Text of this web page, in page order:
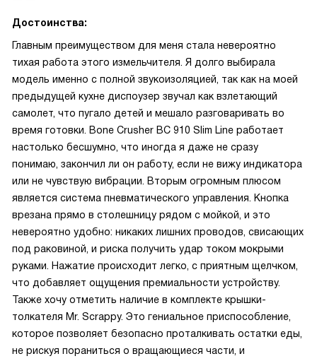
Достоинства:
Главным преимуществом для меня стала невероятно
тихая работа этого измельчителя. Я долго выбирала
модель именно с полной звукоизоляцией, так как на моей
предыдущей кухне диспоузер звучал как взлетающий
самолет, что пугало детей и мешало разговаривать во
время готовки. Bone Crusher BC 910 Slim Line работает
настолько бесшумно, что иногда я даже не сразу
понимаю, закончил ли он работу, если не вижу индикатора
или не чувствую вибрации. Вторым огромным плюсом
является система пневматического управления. Кнопка
врезана прямо в столешницу рядом с мойкой, и это
невероятно удобно: никаких лишних проводов, свисающих
под раковиной, и риска получить удар током мокрыми
руками. Нажатие происходит легко, с приятным щелчком,
что добавляет ощущения премиальности устройству.
Также хочу отметить наличие в комплекте крышки-
толкателя Mr. Scrappy. Это гениальное приспособление,
которое позволяет безопасно проталкивать остатки еды,
не рискуя пораниться о вращающиеся части, и